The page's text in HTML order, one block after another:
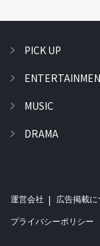
PICK UP
MUSIC
DRAMA
運営会社 広告掲載に
プライバシーポリシー